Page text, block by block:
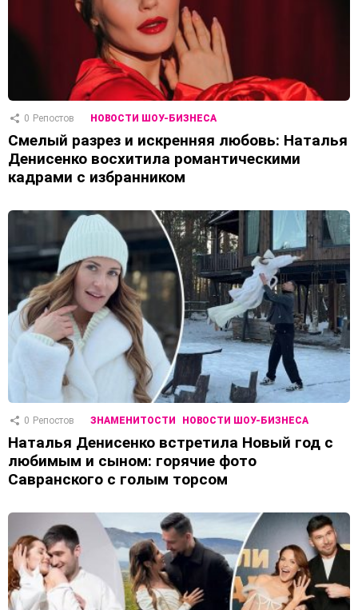
0 Репостов НОВОСТИ ШОУ-БИЗНЕСА
Смелый разрез и искренняя любовь: Наталья
Денисенко восхитила романтическими
кадрами с избранником
0 Репостов ЗНАМЕНИТОСТИ НОВОСТИ ШОУ-БИЗНЕСА
Наталья Денисенко встретила Новый год с
любимым и сыном: горячие фото
Савранского с голым торсом